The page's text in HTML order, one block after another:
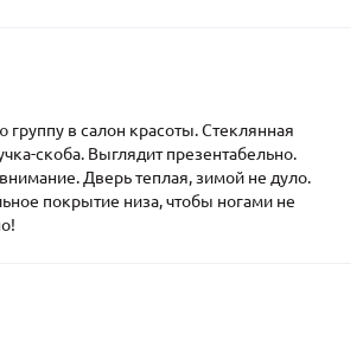
группу в салон красоты. Стеклянная
скоба. Выглядит презентабельно.
Дверь теплая, зимой не дуло.
покрытие низа, чтобы ногами не